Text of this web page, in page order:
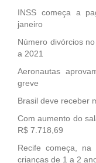
INSS começa a
janeiro
Número divórcios
a 2021
Aeronautas
greve
Brasil deve receber
Com aumento do
R$ 7.718,69
Recife começa,
crianças de 1 a 2